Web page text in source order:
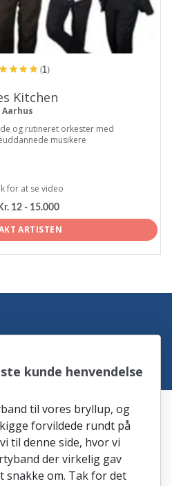
(1)
Kitchen
Aarhus
og rutineret orkester med
musikere
for at se video
Kr. 12 - 15.000
ARTISTEN
kunde henvendelse
til vores bryllup, og
forvildede rundt på
til denne side, hvor vi
der virkelig gav
om. Tak for det